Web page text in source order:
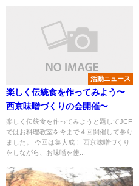
活動ニュース
楽しく伝統食を作ってみよう〜
西京味噌づくりの会開催〜
楽しく伝統食を作ってみようと題してJCF
ではお料理教室を今まで４回開催して参り
ました。 今回は集大成！ 西京味噌づくり
をしながら、お味噌を使...